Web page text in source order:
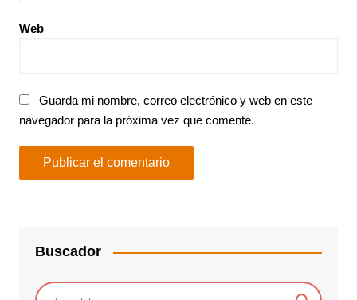
Web
Guarda mi nombre, correo electrónico y web en este
navegador para la próxima vez que comente.
Buscador